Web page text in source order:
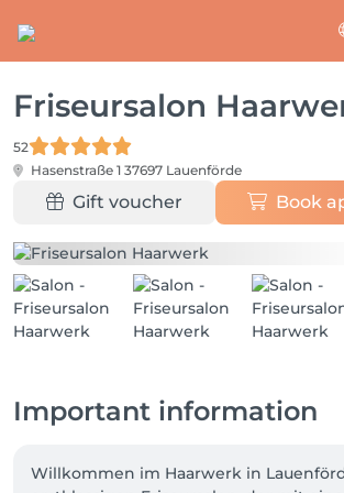
Friseursalon
52
Hasenstraße 1 37697 Lauenförde
Gift voucher Book
Important information
Willkommen im Haarwerk in